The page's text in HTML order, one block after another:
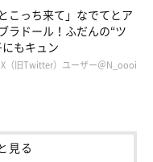
がら今思うことは
こっち来て」なでてとア
ラドール！ふだんの“ツ
もキュン
（旧Twitter）ユーザー＠N_oooi
見る